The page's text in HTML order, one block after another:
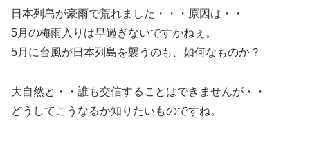
日本列島が豪雨で荒れました・・・原因は・・
5月の梅雨入りは早過ぎないですかねぇ。
5月に台風が日本列島を襲うのも、如何なものか？
大自然と・・誰も交信することはできませんが・・
どうしてこうなるか知りたいものですね。